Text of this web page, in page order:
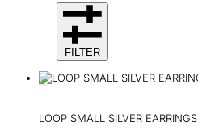
FILTER
LOOP SMALL SILVER EARRINGS